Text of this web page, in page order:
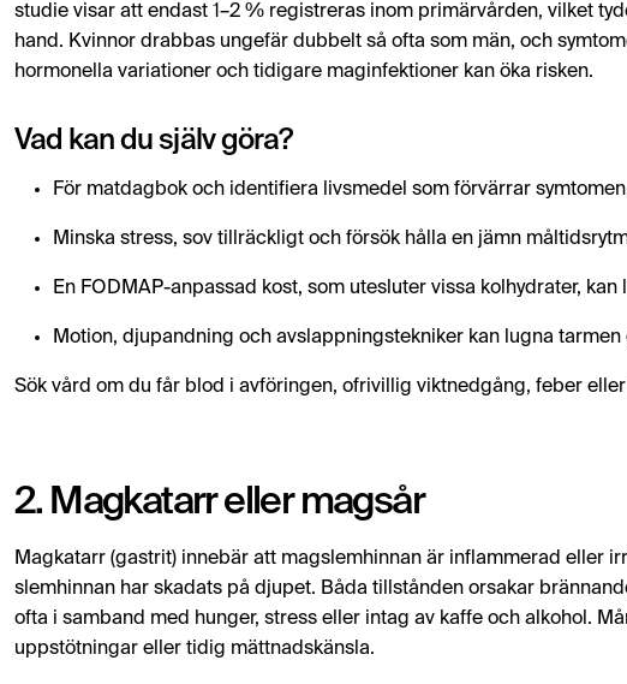
studie visar att endast 1–2 % registreras inom primärvården, vilket
hand. Kvinnor drabbas ungefär dubbelt så ofta som män, och
hormonella variationer och tidigare maginfektioner kan öka risken.
Vad kan du själv göra?
För matdagbok och identifiera livsmedel som förvärrar
Minska stress, sov tillräckligt och försök hålla en jämn
En FODMAP-anpassad kost, som utesluter vissa kolhydrater,
Motion, djupandning och avslappningstekniker kan lugna
Sök vård om du får blod i avföringen, ofrivillig viktnedgång, feber
2. Magkatarr eller magsår
Magkatarr (gastrit) innebär att magslemhinnan är inflammerad eller
slemhinnan har skadats på djupet. Båda tillstånden orsakar
ofta i samband med hunger, stress eller intag av kaffe och alkohol.
uppstötningar eller tidig mättnadskänsla.